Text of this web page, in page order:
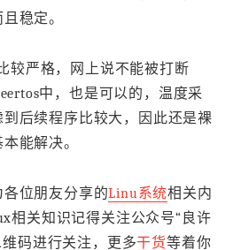
稳定。
较严格，网上说不能被打断
中，也是可以的，温度采
后续程序比较大，因此还是裸
能解决。
各位朋友分享的Linu系统相关内
相关知识记得关注公众号“良许
码进行关注，更多干货等着你